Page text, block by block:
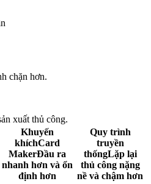
chặn hơn.
xuất thủ công.
Khuyến
khíchCard
MakerĐầu ra
nhanh hơn và ổn
định hơn
Quy trình
truyền
thốngLặp lại
thủ công nặng
nề và chậm hơn